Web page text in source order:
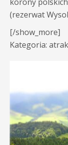
(rezerwat
[/show_more]
Kategoria: